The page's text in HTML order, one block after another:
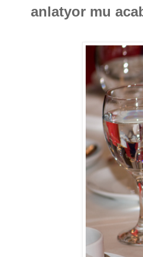
anlatyor mu